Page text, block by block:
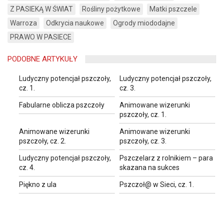
Z PASIEKĄ W ŚWIAT
Rośliny pożytkowe
Matki pszczele
Warroza
Odkrycia naukowe
Ogrody miododajne
PRAWO W PASIECE
PODOBNE ARTYKUŁY
Ludyczny potencjał pszczoły,
cz. 1.
Ludyczny potencjał pszczoły,
cz. 3.
Fabularne oblicza pszczoły
Animowane wizerunki
pszczoły, cz. 1.
Animowane wizerunki
pszczoły, cz. 2.
Animowane wizerunki
pszczoły, cz. 3.
Ludyczny potencjał pszczoły,
cz. 4.
Pszczelarz z rolnikiem – para
skazana na sukces
Piękno z ula Pszczoł@ w Sieci, cz. 1.